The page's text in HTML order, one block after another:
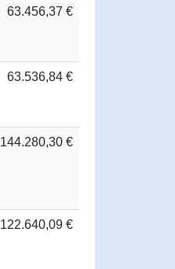
63.456,37 €
63.536,84 €
144.280,30 €
122.640,09 €